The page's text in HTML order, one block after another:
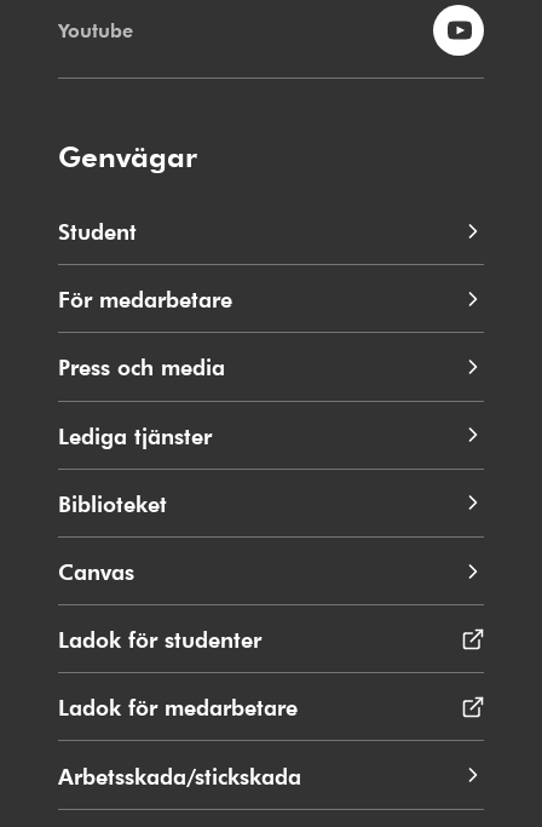
Youtube
Genvägar
Student
För medarbetare
Press och media
Lediga tjänster
Biblioteket
Canvas
Ladok för studenterÖppnas
i
fönster
Ladok för medarbetare
i
fönster
Arbetsskada/stickskada